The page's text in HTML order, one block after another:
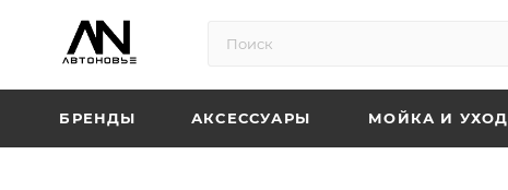
БРЕНДЫ АКСЕССУАРЫ МОЙКА И УХОД